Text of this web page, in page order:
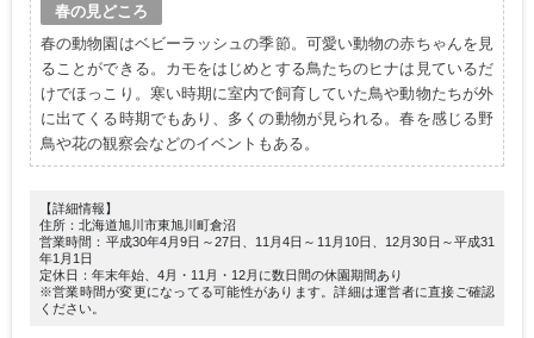
春の見どころ
春の動物園はベビーラッシュの季節。可愛い動物の赤ちゃんを見
ることができる。カモをはじめとする鳥たちのヒナは見ているだ
けでほっこり。寒い時期に室内で飼育していた鳥や動物たちが外
に出てくる時期でもあり、多くの動物が見られる。春を感じる野
鳥や花の観察会などのイベントもある。
【詳細情報】
住所：北海道旭川市東旭川町倉沼
営業時間：平成30年4月9日～27日、11月4日～11月10日、12月30日～平成31
年1月1日
定休日：年末年始、4月・11月・12月に数日間の休園期間あり
※営業時間が変更になってる可能性があります。詳細は運営者に直接ご確認
ください。